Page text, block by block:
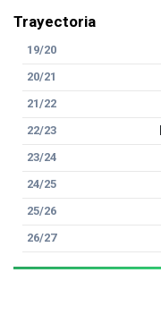
Trayectoria
19/20
20/21
21/22
22/23
23/24
24/25
25/26
26/27